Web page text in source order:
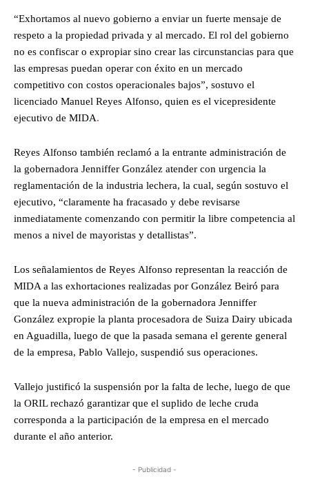
“Exhortamos al nuevo gobierno a enviar un fuerte mensaje de
respeto a la propiedad privada y al mercado. El rol del gobierno
no es confiscar o expropiar sino crear las circunstancias para que
las empresas puedan operar con éxito en un mercado
competitivo con costos operacionales bajos”, sostuvo el
licenciado Manuel Reyes Alfonso, quien es el vicepresidente
ejecutivo de MIDA.
Reyes Alfonso también reclamó a la entrante administración de
la gobernadora Jenniffer González atender con urgencia la
reglamentación de la industria lechera, la cual, según sostuvo el
ejecutivo, “claramente ha fracasado y debe revisarse
inmediatamente comenzando con permitir la libre competencia al
menos a nivel de mayoristas y detallistas”.
Los señalamientos de Reyes Alfonso representan la reacción de
MIDA a las exhortaciones realizadas por González Beiró para
que la nueva administración de la gobernadora Jenniffer
González expropie la planta procesadora de Suiza Dairy ubicada
en Aguadilla, luego de que la pasada semana el gerente general
de la empresa, Pablo Vallejo, suspendió sus operaciones.
Vallejo justificó la suspensión por la falta de leche, luego de que
la ORIL rechazó garantizar que el suplido de leche cruda
corresponda a la participación de la empresa en el mercado
durante el año anterior.
- Publicidad -